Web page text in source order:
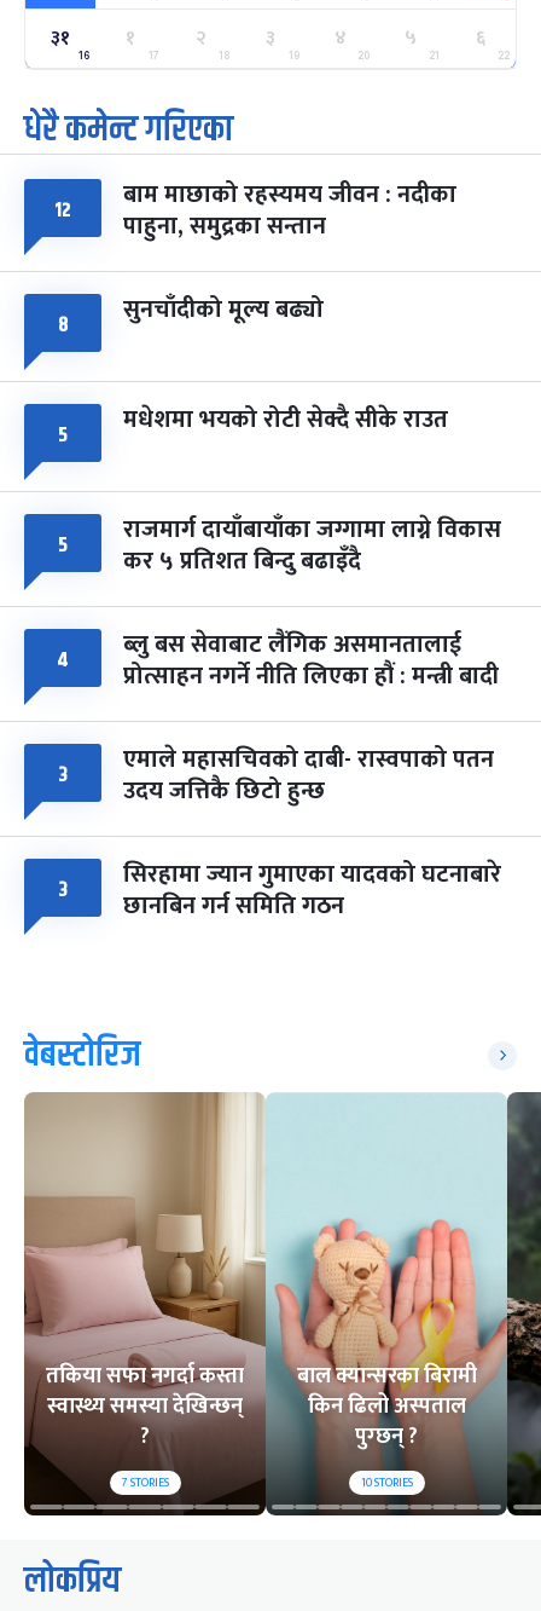
२५
मंगल
ग्याल्पो ल्होसार
फाल्गुन २५, २०८३ Mar 9, 2027
७ महिना बाँकी
७
आइत
पूर्णिमा व्रत
चैत्र ७, २०८३-
८
सोम
फागुपूर्णिमा
चैत्र ८, २०८३-Mar 22, 2027
७ महिना बाँकी
३१
16
१
17
२
18
३
19
४
20
५
21
६
22
धेरै कमेन्ट गरिएका
१२ बाम माछाको रहस्यमय जीवन : नदीका
पाहुना, समुद्रका सन्तान
८ सुनचाँदीको मूल्य बढ्यो
५ मधेशमा भयको रोटी सेक्दै सीके राउत
५ राजमार्ग दायाँबायाँका जग्गामा लाग्ने विकास
कर ५ प्रतिशत बिन्दु बढाइँदै
४ ब्लु बस सेवाबाट लैंगिक असमानतालाई
प्रोत्साहन नगर्ने नीति लिएका हौं : मन्त्री बादी
३ एमाले महासचिवको दाबी- रास्वपाको पतन
उदय जत्तिकै छिटो हुन्छ
३ सिरहामा ज्यान गुमाएका यादवको घटनाबारे
छानबिन गर्न समिति गठन
वेबस्टोरिज
तकिया सफा नगर्दा कस्ता
स्वास्थ्य समस्या देखिन्छन्
?
7STORIES
बाल क्यान्सरका बिरामी
किन ढिलो अस्पताल
पुग्छन् ?
10STORIES
लोकप्रिय